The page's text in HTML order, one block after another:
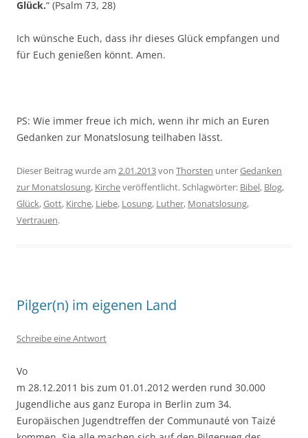
Glück.“ (Psalm 73, 28)
Ich wünsche Euch, dass ihr dieses Glück empfangen und
für Euch genießen könnt. Amen.
PS: Wie immer freue ich mich, wenn ihr mich an Euren
Gedanken zur Monatslosung teilhaben lässt.
Dieser Beitrag wurde am 2.01.2013von Thorsten unterGedanken
zur Monatslosung, Kircheveröffentlicht. Schlagwörter: Bibel, Blog,
Glück,Gott, Kirche, Liebe, Losung, Luther, Monatslosung,
Vertrauen.
Pilger(n) im eigenen Land
Schreibe eine Antwort
Vo
m 28.12.2011 bis zum 01.01.2012 werden rund 30.000
Jugendliche aus ganz Europa in Berlin zum 34.
Europäischen Jugendtreffen der Communauté von Taizé